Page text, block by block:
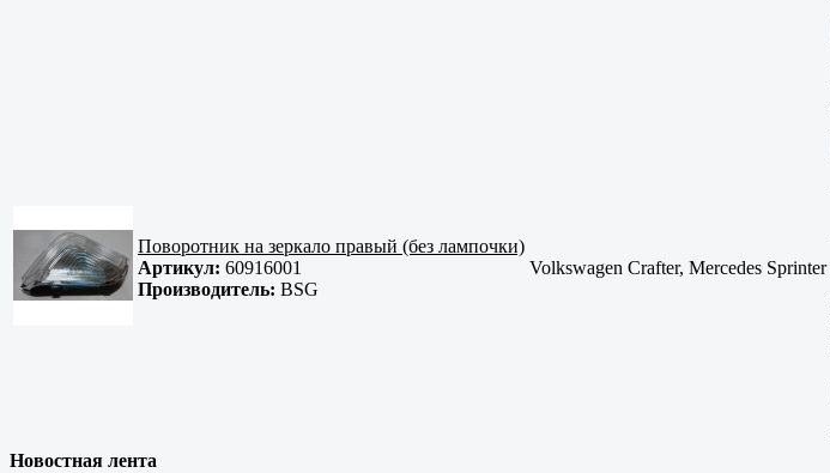
Поворотник на зеркало правый (без лампочки)
Артикул: 60916001
Производитель: BSG
Volkswagen Crafter, Mercedes Sprinter
Новостная лента